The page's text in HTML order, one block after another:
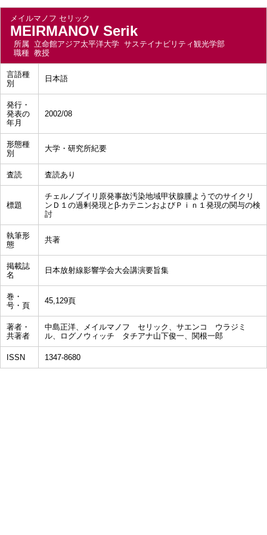
メイルマノフ セリック
MEIRMANOV Serik
所属 立命館アジア太平洋大学 サステイナビリティ観光学部
職種 教授
言語種
別
日本語
発行・
発表の
年月
2002/08
形態種
別
大学・研究所紀要
査読 査読あり
標題
チェルノブイリ原発事故汚染地域甲状腺腫ようでのサイクリ
ンＤ１の過剰発現とβ‐カテニンおよびＰｉｎ１発現の関与の検
討
執筆形
態
共著
掲載誌
名
日本放射線影響学会大会講演要旨集
巻・
号・頁
45,129頁
著者・
共著者
中​島​正​洋、メ​イ​ル​マ​ノ​フ​ ​セ​リ​ッ​ク、サ​エ​ン​コ​ ​ウ​ラ​ジ​ミ​
ル、ロ​グ​ノ​ウ​ィ​ッ​チ​ ​タ​チ​ア​ナ山​下​俊​一、関​根​一​郎
ISSN 1347-8680